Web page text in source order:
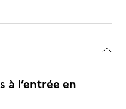
à l’entrée en